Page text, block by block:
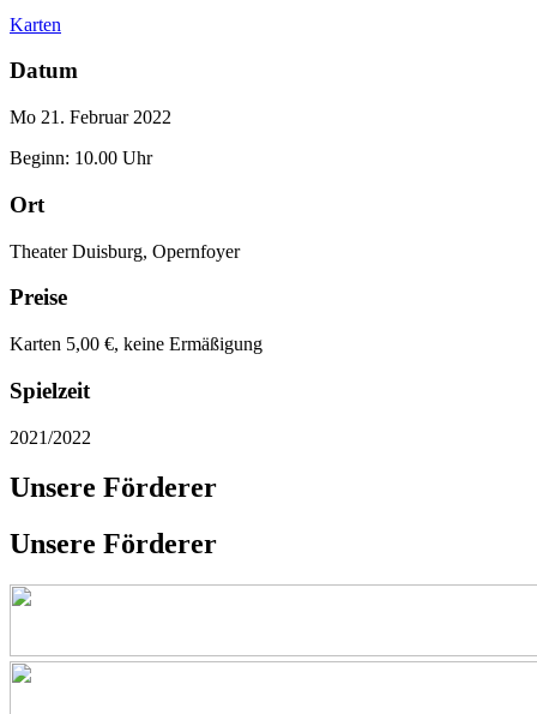
Karten
Datum
Mo 21. Februar 2022
Beginn: 10.00 Uhr
Ort
Theater Duisburg, Opernfoyer
Preise
Karten 5,00 €, keine Ermäßigung
Spielzeit
2021/2022
Unsere Förderer
Unsere Förderer